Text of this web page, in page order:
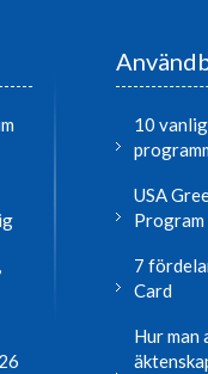
10
USA
Program
7
Card
Hur man